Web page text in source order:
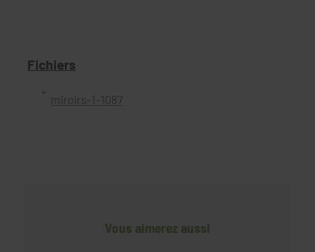
Fichiers
miroirs-1-1087
Vous aimerez aussi